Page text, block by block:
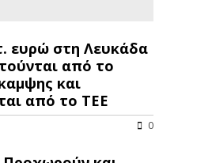
ευρώ στη Λευκάδα
από το
και
από το ΤΕΕ
0